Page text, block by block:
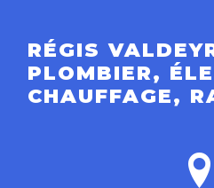
RÉGIS
PLOMBIER,
CHAUFFAGE,